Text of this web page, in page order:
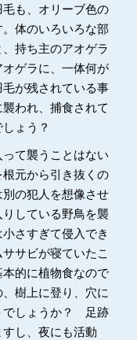
も、オリーブ色の
体のいろいろな部
持ち主のアオゲラ
ゲラに、一体何が
が残されている事
われ、捕食されて
ょう？
て襲うことはない
元から引き抜くの
の犯人を想像させ
している野鳥を襲
さすぎて侵入でき
サビが寝ていたこ
本的に植物食なので
樹上に登り、穴に
でしょうか？ 足跡
し、夜にも活動